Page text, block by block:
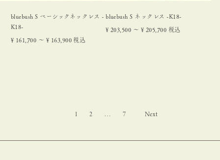
bluebush S ベーシックネックレス -
K18-
¥ 161,700 〜 ¥ 163,900 税込
bluebush S ネックレス -K18-
¥ 203,500 〜 ¥ 205,700 税込
1 2 … 7